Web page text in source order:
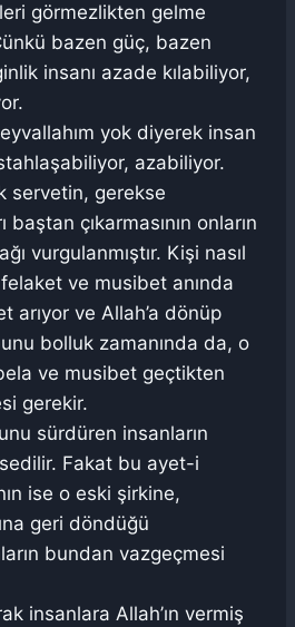
görmezlikten gelme
bazen güç, bazen
insanı azade kılabiliyor,
yok diyerek insan
azabiliyor.
servetin, gerekse
çıkarmasının onların
vurgulanmıştır. Kişi nasıl
ve musibet anında
arıyor ve Allah’a dönüp
bolluk zamanında da, o
ve musibet geçtikten
gerekir.
sürdüren insanların
Fakat bu ayet-i
ise o eski şirkine,
geri döndüğü
bundan vazgeçmesi
insanlara Allah’ın vermiş